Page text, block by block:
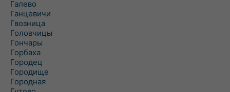
Галево
Ганцевичи
Гвозница
Головчицы
Гончары
Горбаха
Городец
Городище
Городная